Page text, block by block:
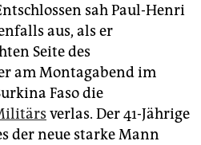
sah Paul-Henri
aus, als er
Seite des
am Montagabend im
Faso die
verlas. Der 41-Jährige
der neue starke Mann